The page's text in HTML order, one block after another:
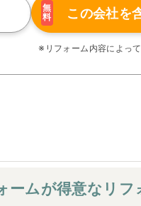
らではの充実の保証、アフタ
生を私たちにお任せください
更がない限り着工後の追加費
無
料
この会社を
※リフォーム内容によっ
ームが得意なリフ